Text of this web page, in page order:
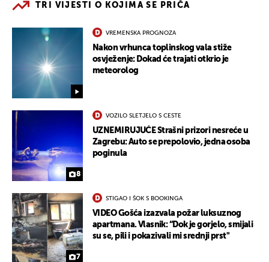
TRI VIJESTI O KOJIMA SE PRIČA
VREMENSKA PROGNOZA
Nakon vrhunca toplinskog vala stiže
osvježenje: Dokad će trajati otkrio je
meteorolog
8
VOZILO SLETJELO S CESTE
UZNEMIRUJUĆE Strašni prizori nesreće u
Zagrebu: Auto se prepolovio, jedna osoba
poginula
7
STIGAO I ŠOK S BOOKINGA
VIDEO Gošća izazvala požar luksuznog
apartmana. Vlasnik: “Dok je gorjelo, smijali
su se, pili i pokazivali mi srednji prst"